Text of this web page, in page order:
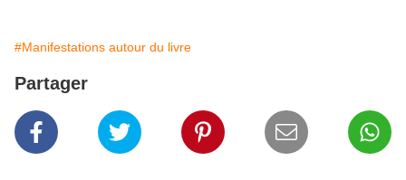
#Manifestations autour du livre
Partager